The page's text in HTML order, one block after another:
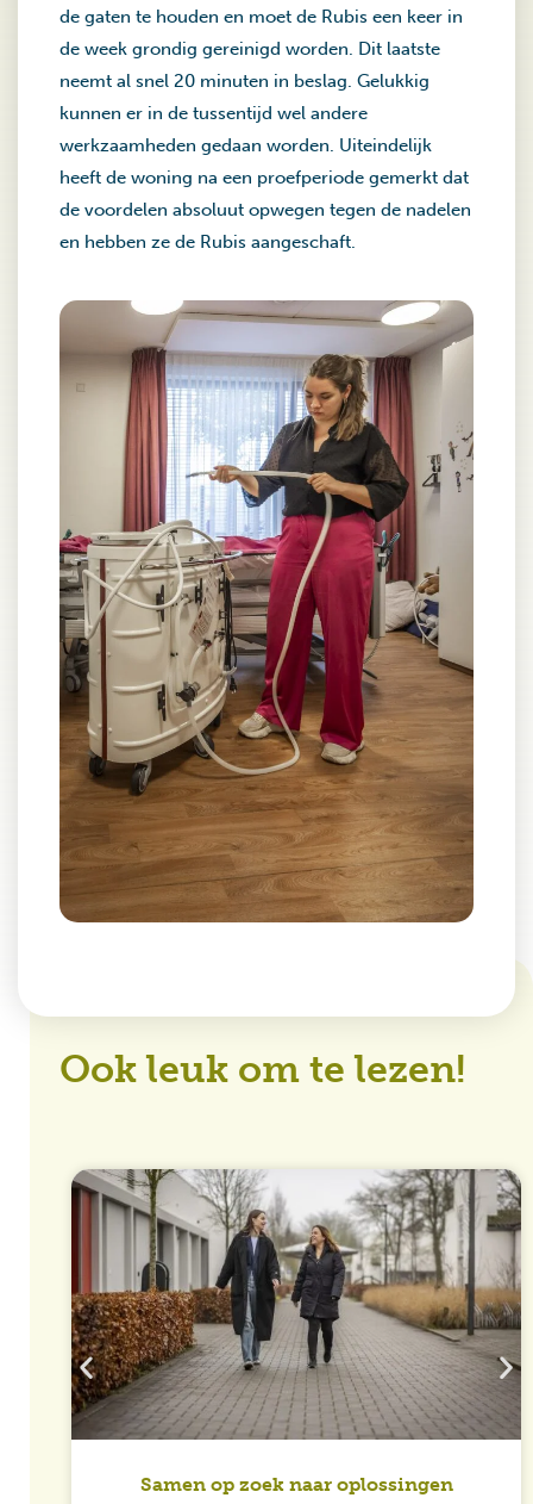
de gaten te houden en moet de Rubis een keer in
de week grondig gereinigd worden. Dit laatste
neemt al snel 20 minuten in beslag. Gelukkig
kunnen er in de tussentijd wel andere
werkzaamheden gedaan worden. Uiteindelijk
heeft de woning na een proefperiode gemerkt dat
de voordelen absoluut opwegen tegen de nadelen
en hebben ze de Rubis aangeschaft.
Ook leuk om te lezen!
Samen op zoek naar oplossingen